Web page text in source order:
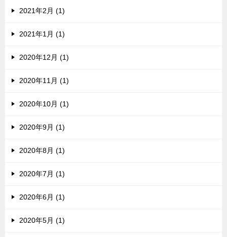
2021年2月 (1)
2021年1月 (1)
2020年12月 (1)
2020年11月 (1)
2020年10月 (1)
2020年9月 (1)
2020年8月 (1)
2020年7月 (1)
2020年6月 (1)
2020年5月 (1)